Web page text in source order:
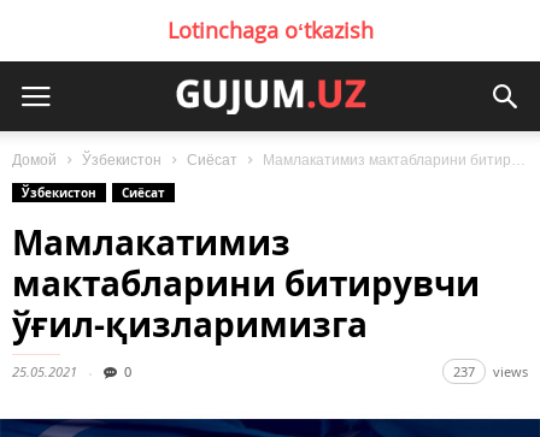
Lotinchaga oʻtkazish
Домой Ўзбекистон Сиёсат
Мамлакатимиз мактабларини битирувчи ўғил-қизларимизга
Ўзбекистон
Сиёсат
Мамлакатимиз
мактабларини битирувчи
ўғил-қизларимизга
25.05.2021 0 237 views